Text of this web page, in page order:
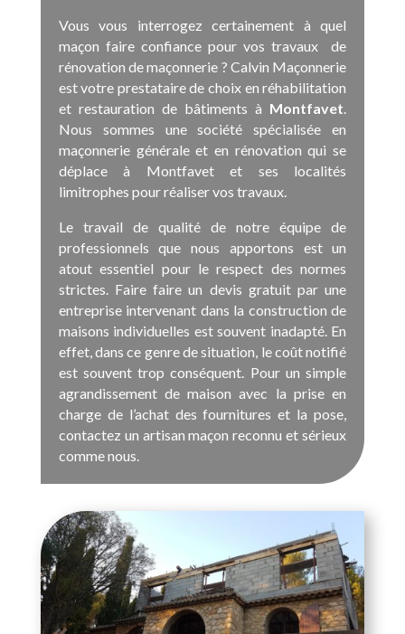
Vous vous interrogez certainement à quel
maçon faire confiance pour vos travaux de
rénovation de maçonnerie ? Calvin Maçonnerie
est votre prestataire de choix en réhabilitation
et restauration de bâtiments à Montfavet.
Nous sommes une société spécialisée en
maçonnerie générale et en rénovation qui se
déplace à Montfavet et ses localités
limitrophes pour réaliser vos travaux.
Le travail de qualité de notre équipe de
professionnels que nous apportons est un
atout essentiel pour le respect des normes
strictes. Faire faire un devis gratuit par une
entreprise intervenant dans la construction de
maisons individuelles est souvent inadapté. En
effet, dans ce genre de situation, le coût notifié
est souvent trop conséquent. Pour un simple
agrandissement de maison avec la prise en
charge de l’achat des fournitures et la pose,
contactez un artisan maçon reconnu et sérieux
comme nous.